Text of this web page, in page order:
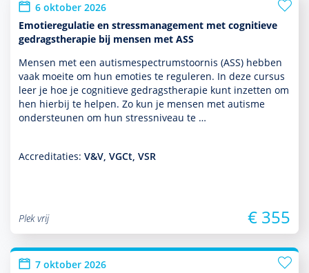
6 oktober 2026
Emotieregulatie en stressmanagement met cognitieve
gedragstherapie bij mensen met ASS
Mensen met een autisme­spectrum­stoor­nis (ASS) hebben
vaak moeite om hun emoties te reguleren. In deze cursus
leer je hoe je cogni­tieve gedrags­thera­pie kunt inzetten om
hen hierbij te helpen. Zo kun je mensen met autisme
onder­steunen om hun stressniveau te …
Accreditaties: V&V, VGCt, VSR
Plek vrij € 355
7 oktober 2026